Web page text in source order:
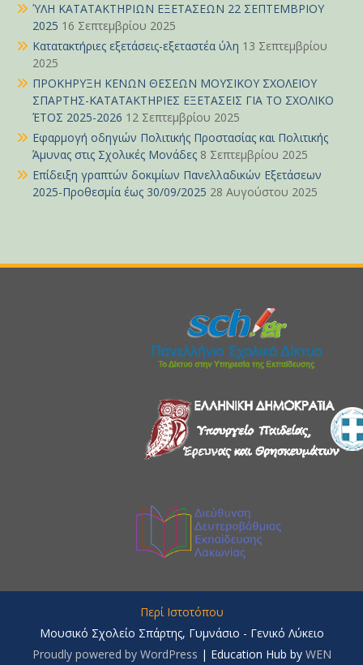
ΎΛΗ ΚΑΤΑΤΑΚΤΗΡΙΩΝ ΕΞΕΤΑΣΕΩΝ 22 ΣΕΠΤΕΜΒΡΙΟΥ
2025 16 Σεπτεμβρίου 2025
Κατατακτήριες εξετάσεις-εξεταστέα ύλη 13 Σεπτεμβρίου
2025
ΠΡΟΚΗΡΥΞΗ ΚΕΝΩΝ ΘΕΣΕΩΝ ΜΟΥΣΙΚΟΥ ΣΧΟΛΕΙΟΥ
ΣΠΑΡΤΗΣ-ΚΑΤΑΤΑΚΤΗΡΙΕΣ ΕΞΕΤΑΣΕΙΣ ΓΙΑ ΤΟ ΣΧΟΛΙΚΟ
ΈΤΟΣ 2025-2026 12 Σεπτεμβρίου 2025
Εφαρμογή οδηγιών Πολιτικής Προστασίας και Πολιτικής
Άμυνας στις Σχολικές Μονάδες 8 Σεπτεμβρίου 2025
Επίδειξη γραπτών δοκιμίων Πανελλαδικών Εξετάσεων
2025-Προθεσμία έως 30/09/2025 28 Αυγούστου 2025
Περί Ιστοτόπου
Μουσικό Σχολείο Σπάρτης, Γυμνάσιο - Γενικό Λύκειο
Proudly powered by WordPress | Education Hub by WEN